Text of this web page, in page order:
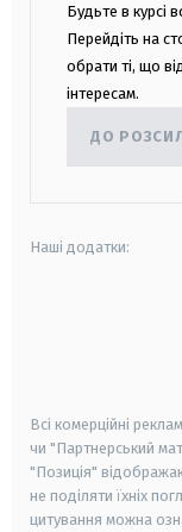
Будьте в курсі
Перейдіть на
обрати ті, що
інтересам.
ДО
Наші додатки:
Всі комерційні
чи "Партнерський
"Позиція"
не поділяти їхніх
цитування можна